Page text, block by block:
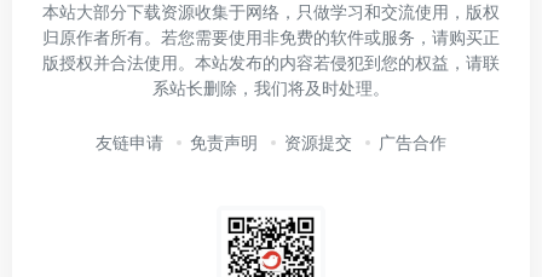
本站大部分下载资源收集于网络，只做学习和交流使用，版权
归原作者所有。若您需要使用非免费的软件或服务，请购买正
版授权并合法使用。本站发布的内容若侵犯到您的权益，请联
系站长删除，我们将及时处理。
友链申请 免责声明 资源提交 广告合作